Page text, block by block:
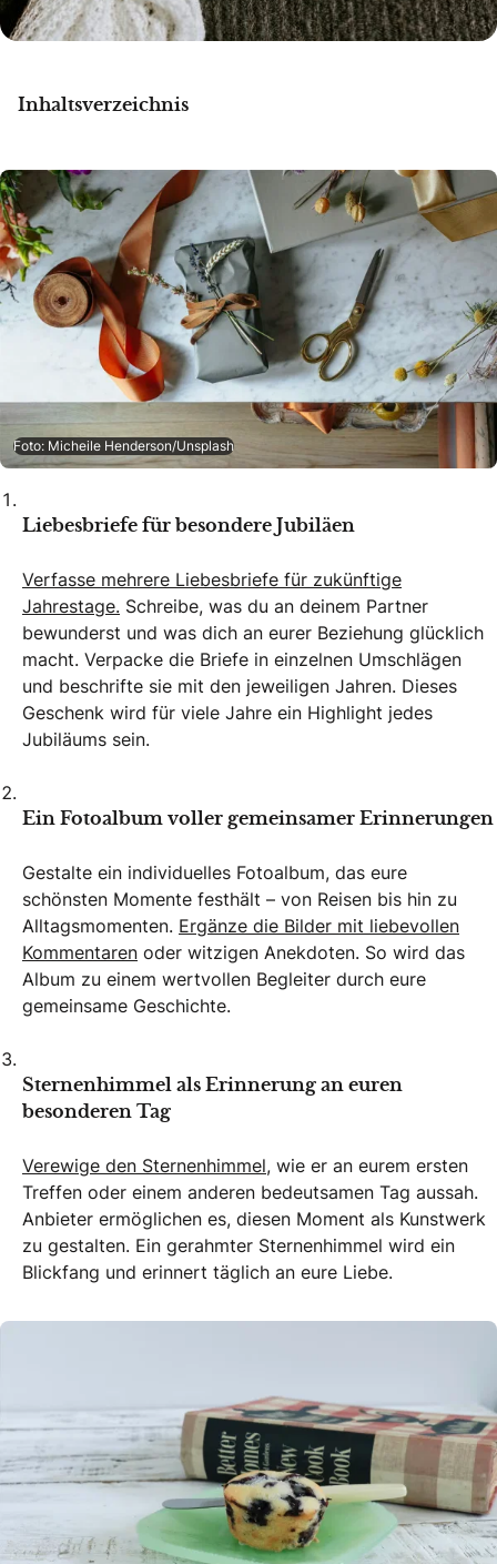
Inhaltsverzeichnis
Foto: Micheile Henderson/Unsplash
Liebesbriefe für besondere Jubiläen
Verfasse mehrere Liebesbriefe für zukünftige
Jahrestage. Schreibe, was du an deinem Partner
bewunderst und was dich an eurer Beziehung glücklich
macht. Verpacke die Briefe in einzelnen Umschlägen
und beschrifte sie mit den jeweiligen Jahren. Dieses
Geschenk wird für viele Jahre ein Highlight jedes
Jubiläums sein.
Ein Fotoalbum voller gemeinsamer Erinnerungen
Gestalte ein individuelles Fotoalbum, das eure
schönsten Momente festhält – von Reisen bis hin zu
Alltagsmomenten. Ergänze die Bilder mit liebevollen
Kommentaren oder witzigen Anekdoten. So wird das
Album zu einem wertvollen Begleiter durch eure
gemeinsame Geschichte.
Sternenhimmel als Erinnerung an euren
besonderen Tag
Verewige den Sternenhimmel, wie er an eurem ersten
Treffen oder einem anderen bedeutsamen Tag aussah.
Anbieter ermöglichen es, diesen Moment als Kunstwerk
zu gestalten. Ein gerahmter Sternenhimmel wird ein
Blickfang und erinnert täglich an eure Liebe.